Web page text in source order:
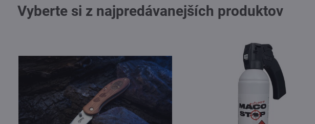
Vyberte si z najpredávanejších produktov